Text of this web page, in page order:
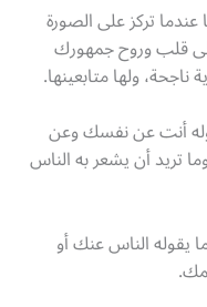
عندما تركز على الصورة
إلى قلب وروح جمهورك
ولها متابعينها.
أنت عن نفسك وعن
تريد أن يشعر به الناس
يقوله الناس عنك أو